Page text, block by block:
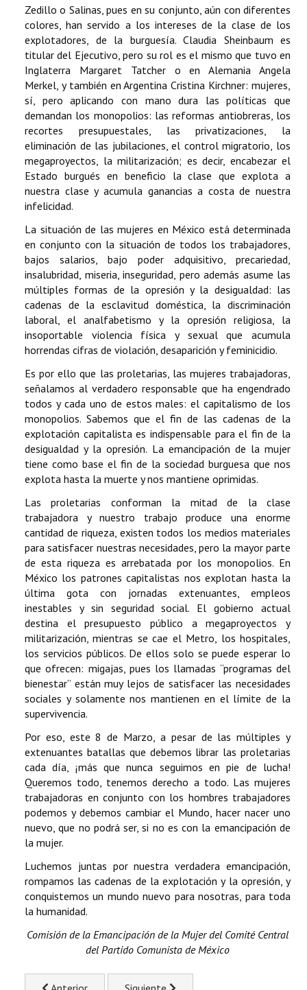
Zedillo o Salinas, pues en su conjunto, aún con diferentes
colores, han servido a los intereses de la clase de los
explotadores, de la burguesía. Claudia Sheinbaum es
titular del Ejecutivo, pero su rol es el mismo que tuvo en
Inglaterra Margaret Tatcher o en Alemania Angela
Merkel, y también en Argentina Cristina Kirchner: mujeres,
sí, pero aplicando con mano dura las políticas que
demandan los monopolios: las reformas antiobreras, los
recortes presupuestales, las privatizaciones, la
eliminación de las jubilaciones, el control migratorio, los
megaproyectos, la militarización; es decir, encabezar el
Estado burgués en beneficio la clase que explota a
nuestra clase y acumula ganancias a costa de nuestra
infelicidad.
La situación de las mujeres en México está determinada
en conjunto con la situación de todos los trabajadores,
bajos salarios, bajo poder adquisitivo, precariedad,
insalubridad, miseria, inseguridad, pero además asume las
múltiples formas de la opresión y la desigualdad: las
cadenas de la esclavitud doméstica, la discriminación
laboral, el analfabetismo y la opresión religiosa, la
insoportable violencia física y sexual que acumula
horrendas cifras de violación, desaparición y feminicidio.
Es por ello que las proletarias, las mujeres trabajadoras,
señalamos al verdadero responsable que ha engendrado
todos y cada uno de estos males: el capitalismo de los
monopolios. Sabemos que el fin de las cadenas de la
explotación capitalista es indispensable para el fin de la
desigualdad y la opresión. La emancipación de la mujer
tiene como base el fin de la sociedad burguesa que nos
explota hasta la muerte y nos mantiene oprimidas.
Las proletarias conforman la mitad de la clase
trabajadora y nuestro trabajo produce una enorme
cantidad de riqueza, existen todos los medios materiales
para satisfacer nuestras necesidades, pero la mayor parte
de esta riqueza es arrebatada por los monopolios. En
México los patrones capitalistas nos explotan hasta la
última gota con jornadas extenuantes, empleos
inestables y sin seguridad social. El gobierno actual
destina el presupuesto público a megaproyectos y
militarización, mientras se cae el Metro, los hospitales,
los servicios públicos. De ellos solo se puede esperar lo
que ofrecen: migajas, pues los llamadas “programas del
bienestar” están muy lejos de satisfacer las necesidades
sociales y solamente nos mantienen en el límite de la
supervivencia.
Por eso, este 8 de Marzo, a pesar de las múltiples y
extenuantes batallas que debemos librar las proletarias
cada día, ¡más que nunca seguimos en pie de lucha!
Queremos todo, tenemos derecho a todo. Las mujeres
trabajadoras en conjunto con los hombres trabajadores
podemos y debemos cambiar el Mundo, hacer nacer uno
nuevo, que no podrá ser, si no es con la emancipación de
la mujer.
Luchemos juntas por nuestra verdadera emancipación,
rompamos las cadenas de la explotación y la opresión, y
conquistemos un mundo nuevo para nosotras, para toda
la humanidad.
Comisión de la Emancipación de la Mujer del Comité Central
del Partido Comunista de México